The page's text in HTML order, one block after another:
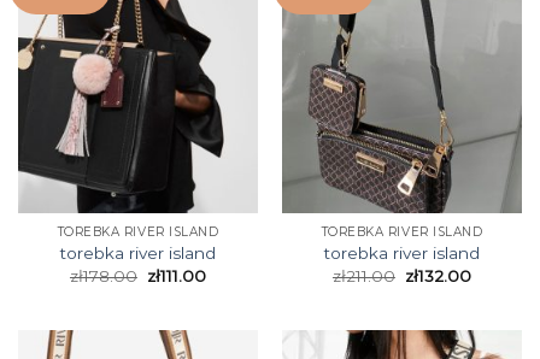
TOREBKA RIVER ISLAND
torebka river island
zł178.00 zł111.00
TOREBKA RIVER ISLAND
torebka river island
zł211.00 zł132.00